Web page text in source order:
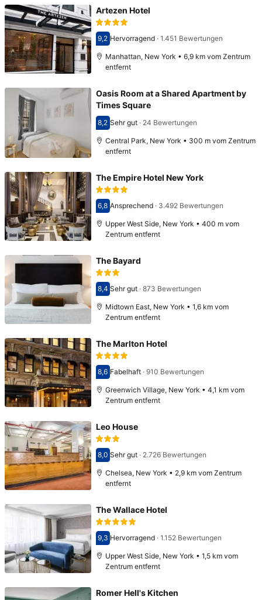
Artezen Hotel
Bewertet mit 9,2
9,2 Hervorragend· 1.451 Bewertungen
Manhattan, New York • 6,9 km vom Zentrum
entfernt
Oasis Room at a Shared Apartment by
Times Square
Bewertet mit 8,2
8,2 Sehr gut· 24 Bewertungen
Central Park, New York • 300 m vom Zentrum
entfernt
The Empire Hotel New York
Bewertet mit 6,8
6,8 Ansprechend· 3.492 Bewertungen
Upper West Side, New York • 400 m vom
Zentrum entfernt
The Bayard
Bewertet mit 8,4
8,4 Sehr gut· 873 Bewertungen
Midtown East, New York • 1,6 km vom
Zentrum entfernt
The Marlton Hotel
Bewertet mit 8,6
8,6 Fabelhaft· 910 Bewertungen
Greenwich Village, New York • 4,1 km vom
Zentrum entfernt
Leo House
Bewertet mit 8,0
8,0 Sehr gut· 2.726 Bewertungen
Chelsea, New York • 2,9 km vom Zentrum
entfernt
The Wallace Hotel
Bewertet mit 9,3
9,3 Hervorragend· 1.152 Bewertungen
Upper West Side, New York • 1,5 km vom
Zentrum entfernt
Romer Hell's Kitchen